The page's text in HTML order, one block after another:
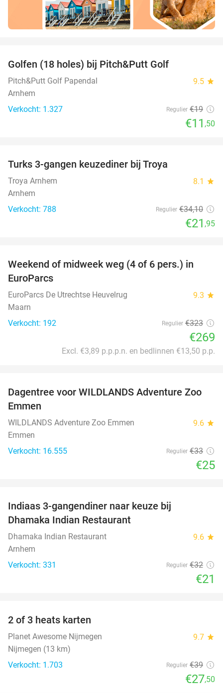
Golfen (18 holes) bij Pitch&Putt Golf
Pitch&Putt Golf Papendal 9.5 star
Arnhem
Verkocht: 1.327
Regulier €19
€11 ,50
Turks 3-gangen keuzediner bij Troya
Troya Arnhem 8.1 star
Arnhem
Verkocht: 788
Regulier €34,10
€21 ,95
17%
Weekend of midweek weg (4 of 6 pers.) in
EuroParcs
EuroParcs De Utrechtse Heuvelrug 9.3 star
Maarn
Verkocht: 192
Regulier €323
€269
Excl. €3,89 p.p.p.n. en bedlinnen €13,50 p.p.
24%
Dagentree voor WILDLANDS Adventure Zoo
Emmen
WILDLANDS Adventure Zoo Emmen 9.6 star
Emmen
Verkocht: 16.555
Regulier €33
€25
Indiaas 3-gangendiner naar keuze bij
Dhamaka Indian Restaurant
Dhamaka Indian Restaurant 9.6 star
Arnhem
Verkocht: 331
Regulier €32
€21
2 of 3 heats karten
Planet Awesome Nijmegen 9.7 star
Nijmegen (13 km)
Verkocht: 1.703
Regulier €39
€27,50